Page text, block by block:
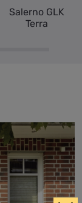
Salerno GLK
Terra